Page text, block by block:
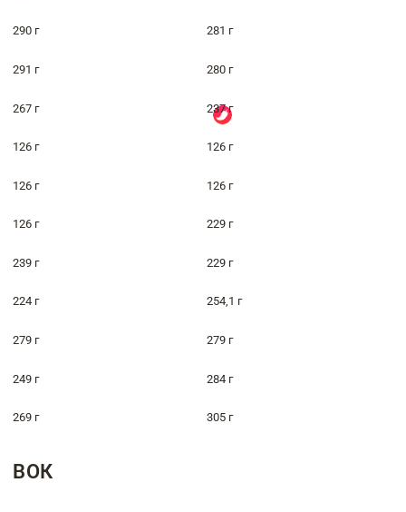
290 г 281 г
291 г 280 г
267 г 237 г
126 г 126 г
126 г 126 г
126 г 229 г
239 г 229 г
224 г 254,1 г
279 г 279 г
249 г 284 г
269 г 305 г
ВОК